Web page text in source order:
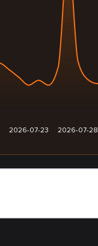
2026-07-23 2026-07-28